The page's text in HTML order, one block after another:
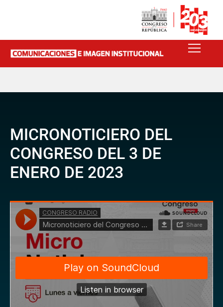
MICRONOTICIERO DEL
CONGRESO DEL 3 DE
ENERO DE 2023